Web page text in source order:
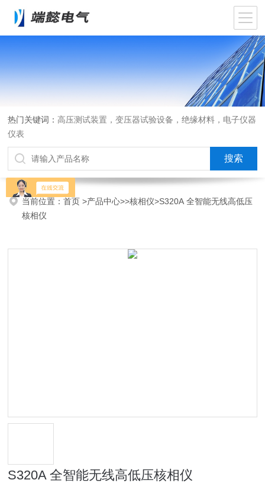
热门关键词： 高压测试装置，变压器试验设备，绝缘材料，电子仪器
仪表
当前位置：首页>产品中心>>核相仪>S320A 全智能无线高低压
核相仪
S320A 全智能无线高低压核相仪